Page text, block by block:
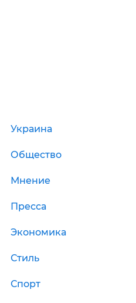
Украина
Общество
Мнение
Пресса
Экономика
Стиль
Спорт